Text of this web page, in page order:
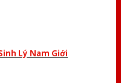
Lý Nam Giới